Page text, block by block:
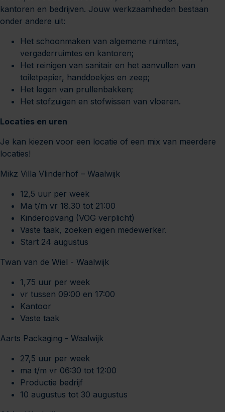
kantoren en bedrijven. Jouw werkzaamheden bestaan
onder andere uit:
Het schoonmaken van algemene ruimtes,
vergaderruimtes en kantoren;
Het reinigen van sanitair en het aanvullen van
toiletpapier, handdoekjes en zeep;
Het legen van prullenbakken;
Het stofzuigen en stofwissen van vloeren.
Locaties en uren
Je kan kiezen voor een locatie of een mix van meerdere
locaties!
Mikz Villa Vlinderhof – Waalwijk
12,5 uur per week
Ma t/m vr 18.30 tot 21:00
Kinderopvang (VOG verplicht)
Vaste taak, zoeken eigen medewerker.
Start 24 augustus
Twan van de Wiel - Waalwijk
1,75 uur per week
vr tussen 09:00 en 17:00
Kantoor
Vaste taak
Aarts Packaging - Waalwijk
27,5 uur per week
ma t/m vr 06:30 tot 12:00
Productie bedrijf
10 augustus tot 30 augustus